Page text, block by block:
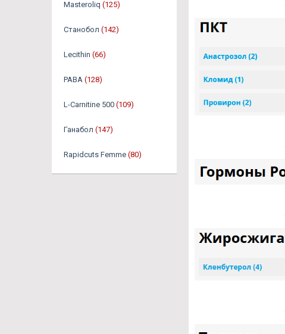
Masteroliq (125)
Станобол (142)
Lecithin (66)
PABA (128)
L-Carnitine 500 (109)
Ганабол (147)
Rapidcuts Femme (80)